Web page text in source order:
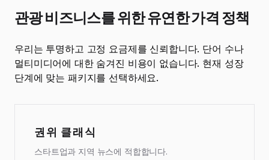
관광 비즈니스를 위한 유연한 가격 정책
우리는 투명하고 고정 요금제를 신뢰합니다. 단어 수나
멀티미디어에 대한 숨겨진 비용이 없습니다. 현재 성장
단계에 맞는 패키지를 선택하세요.
권위 클래식
스타트업과 지역 뉴스에 적합합니다.